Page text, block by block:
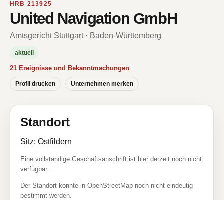
HRB 213925
United Navigation GmbH
Amtsgericht Stuttgart · Baden-Württemberg
aktuell
21 Ereignisse und Bekanntmachungen
Profil drucken Unternehmen merken
Standort
Sitz: Ostfildern
Eine vollständige Geschäftsanschrift ist hier derzeit noch nicht
verfügbar.
Der Standort konnte in OpenStreetMap noch nicht eindeutig
bestimmt werden.